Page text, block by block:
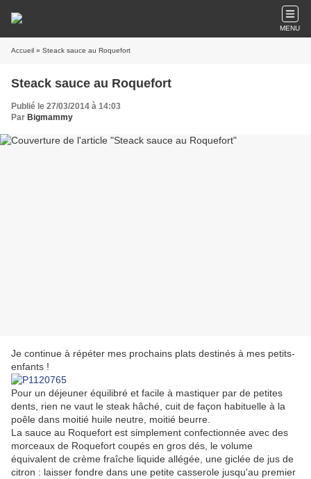
MENU
Accueil » Steack sauce au Roquefort
Steack sauce au Roquefort
Publié le 27/03/2014 à 14:03
Par Bigmammy
Je continue à répéter mes prochains plats destinés à mes petits-
enfants !
Pour un déjeuner équilibré et facile à mastiquer par de petites
dents, rien ne vaut le steak hâché, cuit de façon habituelle à la
poêle dans moitié huile neutre, moitié beurre.
La sauce au Roquefort est simplement confectionnée avec des
morceaux de Roquefort coupés en gros dés, le volume
équivalent de crème fraîche liquide allégée, une giclée de jus de
citron : laisser fondre dans une petite casserole jusqu'au premier